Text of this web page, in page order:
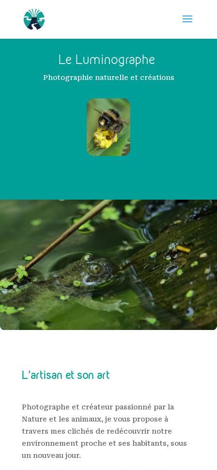
Le Luminographe
Photographie naturelle et créations
L’artisan et son art
Photographe et créateur passionné par la
Nature et les animaux, je vous propose à
travers mes clichés de redécouvrir notre
environnement proche et ses habitants, sous
un nouveau jour.